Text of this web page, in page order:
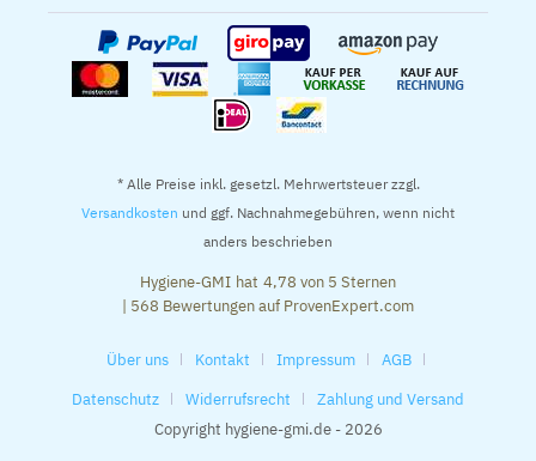
* Alle Preise inkl. gesetzl. Mehrwertsteuer zzgl.
Versandkosten und ggf. Nachnahmegebühren, wenn nicht
anders beschrieben
Hygiene-GMI hat 4,78 von 5 Sternen
| 568 Bewertungen auf ProvenExpert.com
Über uns Kontakt Impressum
AGB
Datenschutz
Widerrufsrecht
Zahlung und Versand
Copyright hygiene-gmi.de - 2026